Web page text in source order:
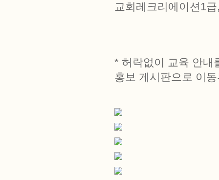
교회레크리에이션1
* 허락없이 교육 안내
홍보 게시판으로 이